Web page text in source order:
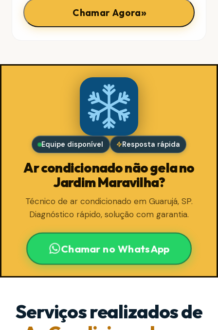
Chamar Agora»
Equipe disponível Resposta rápida
Ar condicionado não gela no
Jardim Maravilha?
Técnico de ar condicionado em Guarujá, SP.
Diagnóstico rápido, solução com garantia.
Chamar no WhatsApp
Serviços realizados de